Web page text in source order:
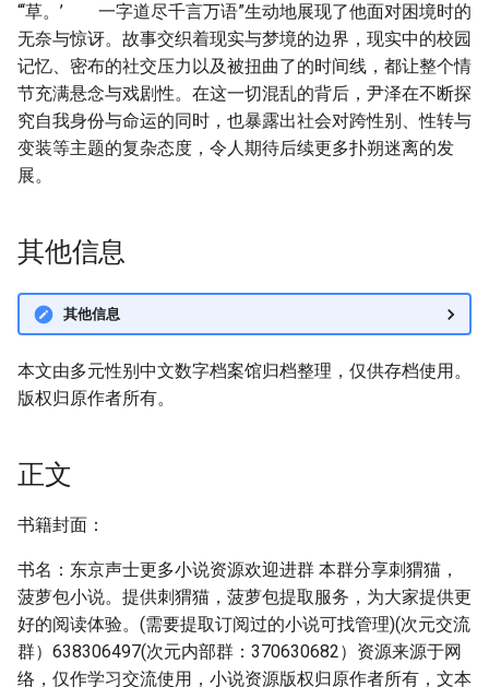
“‘草。’ 一字道尽千言万语”生动地展现了他面对困境时的
无奈与惊讶。故事交织着现实与梦境的边界，现实中的校园
记忆、密布的社交压力以及被扭曲了的时间线，都让整个情
节充满悬念与戏剧性。在这一切混乱的背后，尹泽在不断探
究自我身份与命运的同时，也暴露出社会对跨性别、性转与
变装等主题的复杂态度，令人期待后续更多扑朔迷离的发
展。
其他信息
其他信息
本文由多元性别中文数字档案馆归档整理，仅供存档使用。
版权归原作者所有。
正文
书籍封面：
书名：东京声士更多小说资源欢迎进群 本群分享刺猬猫，
菠萝包小说。提供刺猬猫，菠萝包提取服务，为大家提供更
好的阅读体验。(需要提取订阅过的小说可找管理)(次元交流
群）638306497(次元内部群：370630682）资源来源于网
络，仅作学习交流使用，小说资源版权归原作者所有，文本